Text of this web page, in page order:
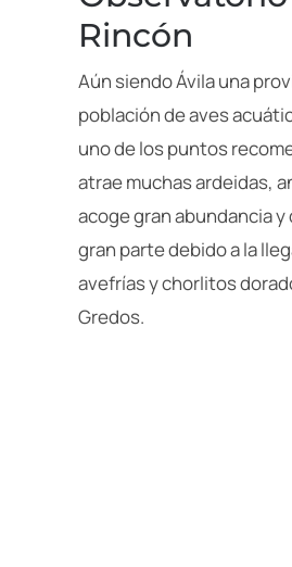
Rincón
Aún siendo Ávila una
población de aves
uno de los puntos
atrae muchas ardeidas,
acoge gran abundancia
gran parte debido a la
avefrías y chorlitos
Gredos.